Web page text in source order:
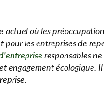
actuel où les
pour les entreprises de
responsables
engagement écologique.